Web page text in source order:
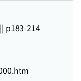
p183-214